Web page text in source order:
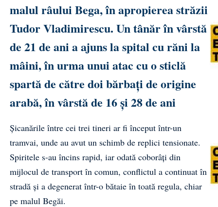
malul râului Bega, în apropierea străzii
Tudor Vladimirescu. Un tânăr în vârstă
de 21 de ani a ajuns la spital cu răni la
mâini, în urma unui atac cu o sticlă
spartă de către doi bărbați de origine
arabă, în vârstă de 16 și 28 de ani
Șicanările între cei trei tineri ar fi început într-un
tramvai, unde au avut un schimb de replici tensionate.
Spiritele s-au încins rapid, iar odată coborâți din
mijlocul de transport în comun, conflictul a continuat în
stradă și a degenerat într-o bătaie în toată regula, chiar
pe malul Begăi.